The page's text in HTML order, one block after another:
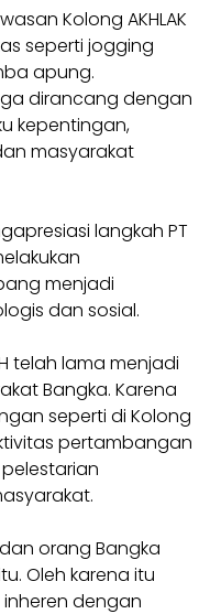
Kolong AKHLAK
seperti jogging
apung.
dirancang dengan
kepentingan,
masyarakat
langkah PT
menjadi
dan sosial.
telah lama menjadi
Bangka. Karena
seperti di Kolong
pertambangan
orang Bangka
Oleh karena itu
dengan